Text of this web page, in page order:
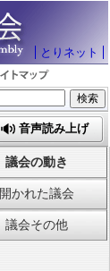
とりネット
音声読み上げ
議会の動き
開かれた議会
議会その他